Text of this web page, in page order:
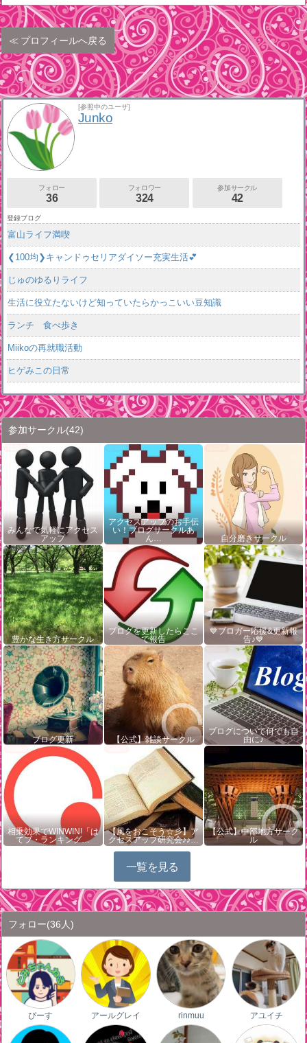
プロフィールへ戻る
[参照中のユーザ]
Junko
フォロー
36
フォロワー
324
参加サークル
42
登録ブログ
富山ライフ満喫
❮100均❯キャンドゥセリアダイソー充実生活💕
じゅのゆるりライフ
生活に役立たないけど知っていたらかっこいい豆知識
ランチ 食べ歩き
Miikoの再就職活動
ヒゲみこの日常
参加サークル(42)
みんなで気軽にアクセス
アップ
アクセスアップのお手伝
い！ブログサークルあ
ん…
自分磨きサークル
豊かな生き方サークル
ブログを更新したらここ
で報告
💙ブロガー応援&更新報
告♪💙
ブログ更新 【公式】雑談サークル
ブログについて何でも自
由に♪
相乗効果でWINWIN!「は
てブ・ランキング…
【風をおこそう☆彡】ア
クセスアップ研究会♪♪…
【公式】中部地方サーク
ル
一覧を見る
フォロー(36人)
ぴーす アールグレイ rinmuu アユイチ